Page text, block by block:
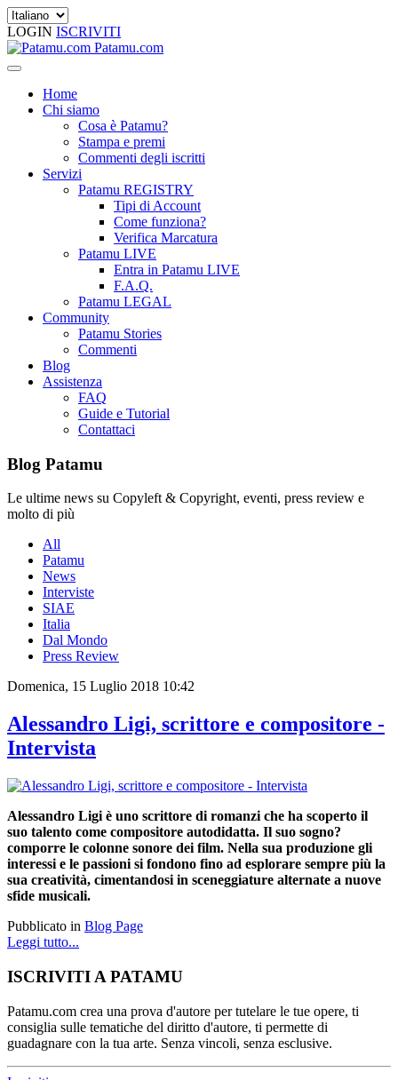
LOGIN ISCRIVITI
Patamu.com
Home
Chi siamo
Cosa è Patamu?
Stampa e premi
Commenti degli iscritti
Servizi
Patamu REGISTRY
Tipi di Account
Come funziona?
Verifica Marcatura
Patamu LIVE
Entra in Patamu LIVE
F.A.Q.
Patamu LEGAL
Community
Patamu Stories
Commenti
Blog
Assistenza
FAQ
Guide e Tutorial
Contattaci
Blog Patamu
Le ultime news su Copyleft & Copyright, eventi, press review e
molto di più
All
Patamu
News
Interviste
SIAE
Italia
Dal Mondo
Press Review
Domenica, 15 Luglio 2018 10:42
Alessandro Ligi, scrittore e compositore -
Intervista
Alessandro Ligi è uno scrittore di romanzi che ha scoperto il
suo talento come compositore autodidatta. Il suo sogno?
comporre le colonne sonore dei film. Nella sua produzione gli
interessi e le passioni si fondono fino ad esplorare sempre più la
sua creatività, cimentandosi in sceneggiature alternate a nuove
sfide musicali.
Pubblicato in Blog Page
Leggi tutto...
ISCRIVITI A PATAMU
Patamu.com crea una prova d'autore per tutelare le tue opere, ti
consiglia sulle tematiche del diritto d'autore, ti permette di
guadagnare con la tua arte. Senza vincoli, senza esclusive.